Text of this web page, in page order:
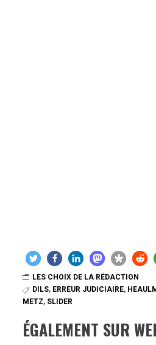
LES CHOIX DE LA RÉDACTION
DILS, ERREUR JUDICIAIRE,
METZ, SLIDER
ÉGALEMENT SUR